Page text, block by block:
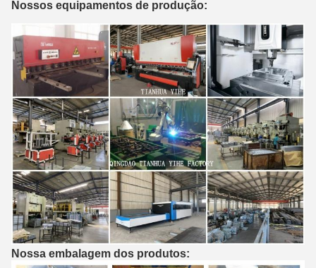
Nossos equipamentos de produção:
Nossa embalagem dos produtos: